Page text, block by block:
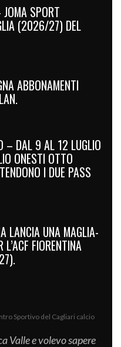
JOMA SPORT
(2026/27) DEL
ABBONAMENTI
– DAL 9 AL 12 LUGLIO
ONESTI OTTO
I DUE PASS
LANCIA UNA MAGLIA-
L’ACF FIORENTINA
Sportivo del Cagliari calcio
Valle e volevo sapere